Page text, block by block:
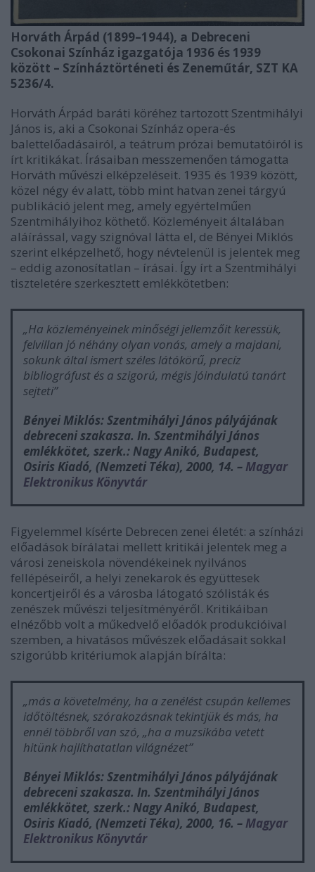
Horváth Árpád (1899–1944), a Debreceni
Csokonai Színház igazgatója 1936 és 1939
között – Színháztörténeti és Zeneműtár, SZT KA
5236/4.
Horváth Árpád baráti köréhez tartozott Szentmihályi
János is, aki a Csokonai Színház opera-és
balettelőadásairól, a teátrum prózai bemutatóiról is
írt kritikákat. Írásaiban messzemenően támogatta
Horváth művészi elképzeléseit. 1935 és 1939 között,
közel négy év alatt, több mint hatvan zenei tárgyú
publikáció jelent meg, amely egyértelműen
Szentmihályihoz köthető. Közleményeit általában
aláírással, vagy szignóval látta el, de Bényei Miklós
szerint elképzelhető, hogy névtelenül is jelentek meg
– eddig azonosítatlan – írásai. Így írt a Szentmihályi
tiszteletére szerkesztett emlékkötetben:
„Ha közleményeinek minőségi jellemzőit keressük,
felvillan jó néhány olyan vonás, amely a majdani,
sokunk által ismert széles látókörű, precíz
bibliográfust és a szigorú, mégis jóindulatú tanárt
sejteti”
Bényei Miklós: Szentmihályi János pályájának
debreceni szakasza. In. Szentmihályi János
emlékkötet, szerk.: Nagy Anikó, Budapest,
Osiris Kiadó, (Nemzeti Téka), 2000, 14. – Magyar
Elektronikus Könyvtár
Figyelemmel kísérte Debrecen zenei életét: a színházi
előadások bírálatai mellett kritikái jelentek meg a
városi zeneiskola növendékeinek nyilvános
fellépéseiről, a helyi zenekarok és együttesek
koncertjeiről és a városba látogató szólisták és
zenészek művészi teljesítményéről. Kritikáiban
elnézőbb volt a műkedvelő előadók produkcióival
szemben, a hivatásos művészek előadásait sokkal
szigorúbb kritériumok alapján bírálta:
„más a követelmény, ha a zenélést csupán kellemes
időtöltésnek, szórakozásnak tekintjük és más, ha
ennél többről van szó, „ha a muzsikába vetett
hitünk hajlíthatatlan világnézet”
Bényei Miklós: Szentmihályi János pályájának
debreceni szakasza. In. Szentmihályi János
emlékkötet, szerk.: Nagy Anikó, Budapest,
Osiris Kiadó, (Nemzeti Téka), 2000, 16. – Magyar
Elektronikus Könyvtár